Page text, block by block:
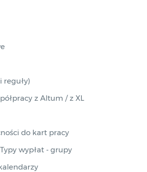
reguły)
z Altum / z XL
do kart pracy
wypłat - grupy